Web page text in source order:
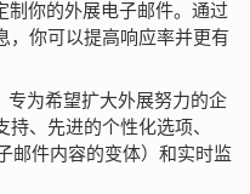
制你的外展电子邮件。通过
，你可以提高响应率并更有
专为希望扩大外展努力的企
、先进的个性化选项、
邮件内容的变体）和实时监